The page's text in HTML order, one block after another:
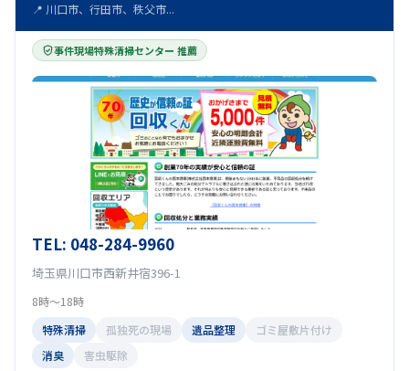
📍 川口市、行田市、秩父市...
事件現場特殊清掃センター 推薦
TEL: 048-284-9960
埼玉県川口市西新井宿396-1
8時～18時
特殊清掃
孤独死の現場 遺品整理
ゴミ屋敷片付け
消臭
害虫駆除